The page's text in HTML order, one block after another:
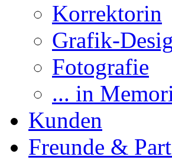
Korrektorin
Grafik-
Fotografie
... in
Kunden
Freunde &